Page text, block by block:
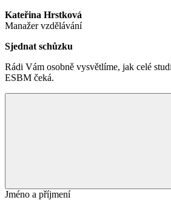
Kateřina Hrstková
Manažer vzdělávání
Sjednat schůzku
Rádi Vám osobně vysvětlíme, jak celé
ESBM čeká.
Jméno a příjmení